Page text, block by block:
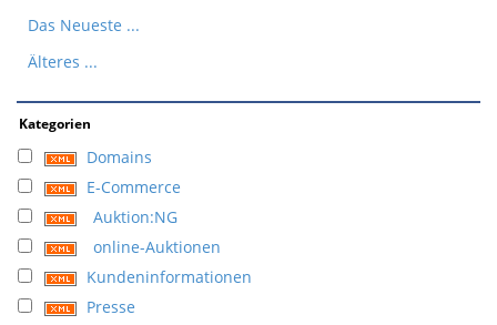
Das Neueste ...
Älteres ...
Kategorien
Domains
E-Commerce
Auktion:NG
online-Auktionen
Kundeninformationen
Presse